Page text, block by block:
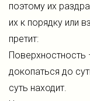
поэтому их
их к порядку или
претит:
Поверхностность
докопаться до
суть находит.